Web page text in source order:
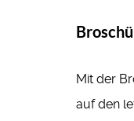
Mit der
auf den